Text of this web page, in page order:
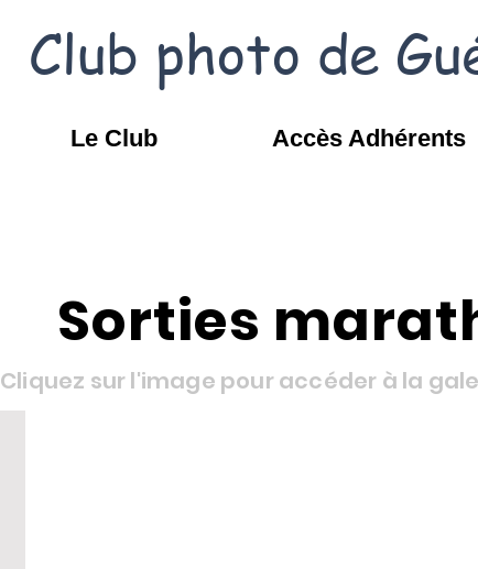
Club photo de
Le Club Accès Adhérents
Sorties
Cliquez sur l'image pour accéder à la